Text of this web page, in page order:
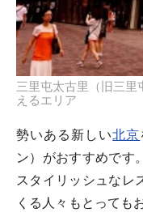
三里屯太古里（旧三里
えるエリア
勢いある新しい北京
ン）がおすすめです
スタイリッシュなレ
くる人々もとっても